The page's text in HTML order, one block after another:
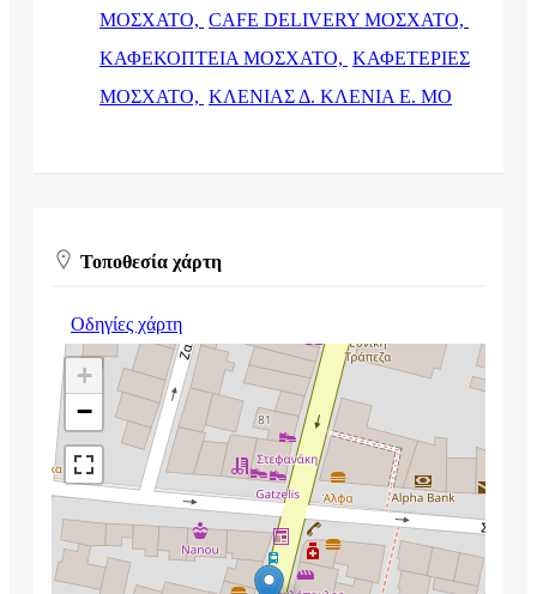
ΜΟΣΧΑΤΟ, CAFE DELIVERY ΜΟΣΧΑΤΟ,
ΚΑΦΕΚΟΠΤΕΙΑ ΜΟΣΧΑΤΟ, ΚΑΦΕΤΕΡΙΕΣ
ΜΟΣΧΑΤΟ, ΚΛΕΝΙΑΣ Δ. ΚΛΕΝΙΑ Ε. ΜΟ
Τοποθεσία χάρτη
Οδηγίες χάρτη
+
−